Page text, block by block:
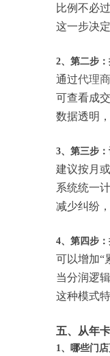
比例不必
这一步决
2、第二步
通过代理
可查看成
数据透明
3、第三步
建议按月
系统统一
减少纠纷
4、第四步
可以增加“
当分润逻
这种模式
五、从年
1、哪些门